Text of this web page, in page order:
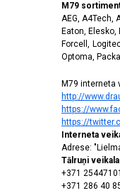
M79
AEG, A4Tech,
Eaton, Elesko,
Forcell,
Optoma,
M79 interneta
http://
https://
https://
Interneta
Adrese:
Tālruņi
+371 25447101
+371 286 40